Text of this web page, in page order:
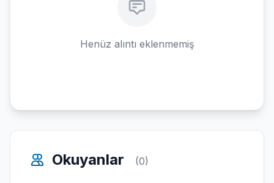
Henüz alıntı eklenmemiş
Okuyanlar (0)